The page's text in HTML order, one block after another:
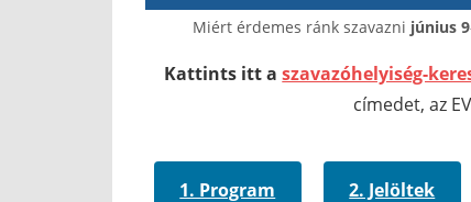
Miért érdemes ránk szavazni június 9
Kattints itt aszavazóhelyiség-
címedet, az
1. Program 2. Jelöltek